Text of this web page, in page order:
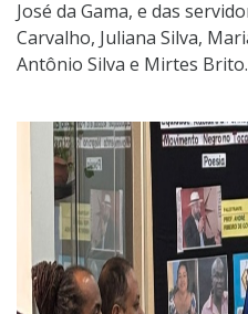
José da Gama, e das
Carvalho, Juliana Silva,
Antônio Silva e Mirtes Brito.